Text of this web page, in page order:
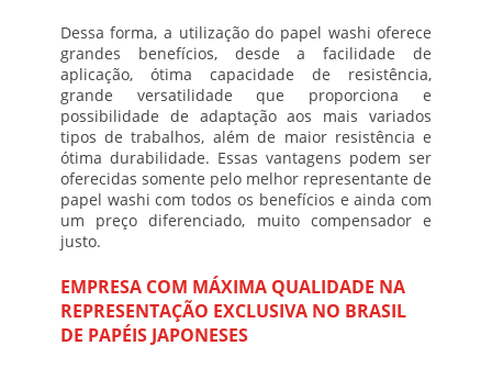
Dessa forma, a utilização do papel washi oferece
grandes benefícios, desde a facilidade de
aplicação, ótima capacidade de resistência,
grande versatilidade que proporciona e
possibilidade de adaptação aos mais variados
tipos de trabalhos, além de maior resistência e
ótima durabilidade. Essas vantagens podem ser
oferecidas somente pelo melhor representante de
papel washi com todos os benefícios e ainda com
um preço diferenciado, muito compensador e
justo.
EMPRESA COM MÁXIMA QUALIDADE NA
REPRESENTAÇÃO EXCLUSIVA NO BRASIL
DE PAPÉIS JAPONESES